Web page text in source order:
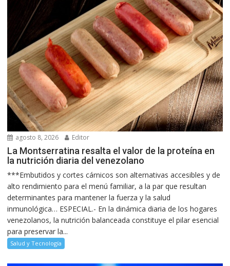
agosto 8, 2026 Editor
La Montserratina resalta el valor de la proteína en
la nutrición diaria del venezolano
***Embutidos y cortes cárnicos son alternativas accesibles y de
alto rendimiento para el menú familiar, a la par que resultan
determinantes para mantener la fuerza y la salud
inmunológica… ESPECIAL.- En la dinámica diaria de los hogares
venezolanos, la nutrición balanceada constituye el pilar esencial
para preservar la...
Salud y Tecnología